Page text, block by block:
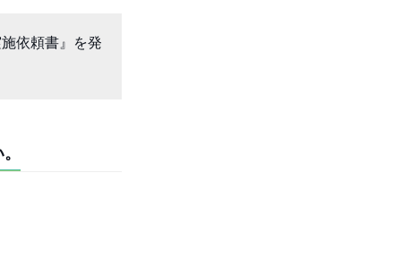
依頼書』を発